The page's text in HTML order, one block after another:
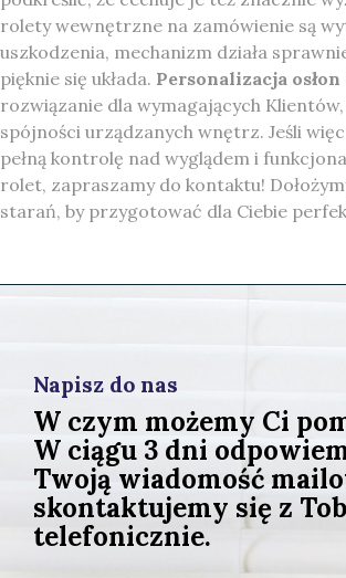
rolety wewnętrzne na zamówienie są
uszkodzenia, mechanizm działa
pięknie się układa. Personalizacja
rozwiązanie dla wymagających
spójności urządzanych wnętrz. Jeśli
pełną kontrolę nad wyglądem i
rolet, zapraszamy do kontaktu!
starań, by przygotować dla Ciebie
Napisz do nas
W czym możemy Ci
W ciągu 3 dni
Twoją wiadomość
skontaktujemy się z
telefonicznie.